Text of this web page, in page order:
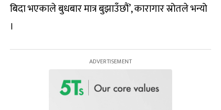
बिदा भएकाले बुधबार मात्र बुझाउँछौं’, कारागार स्रोतले भन्यो
।